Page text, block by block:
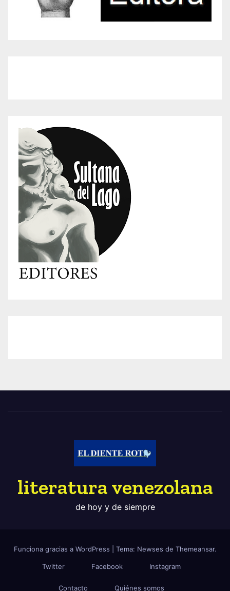
literatura venezolana
de hoy y de siempre
Funciona gracias a WordPress Tema: Newses de Themeansar.
Twitter Facebook Instagram
Contacto Quiénes somos